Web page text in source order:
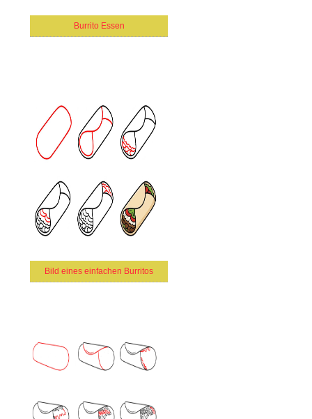
Burrito Essen
Bild eines einfachen Burritos